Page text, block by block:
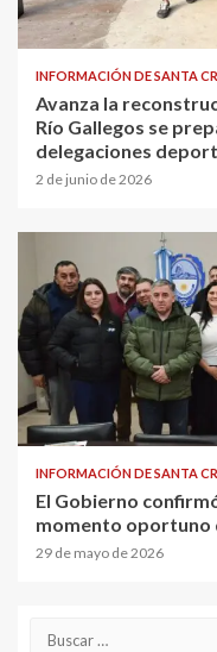
INFORMACIÓN DE SANTA
Avanza la
Río Gallegos se
delegaciones
2 de junio de 2026
INFORMACIÓN DE SANTA
El Gobierno
momento oportuno
29 de mayo de 2026
Buscar: